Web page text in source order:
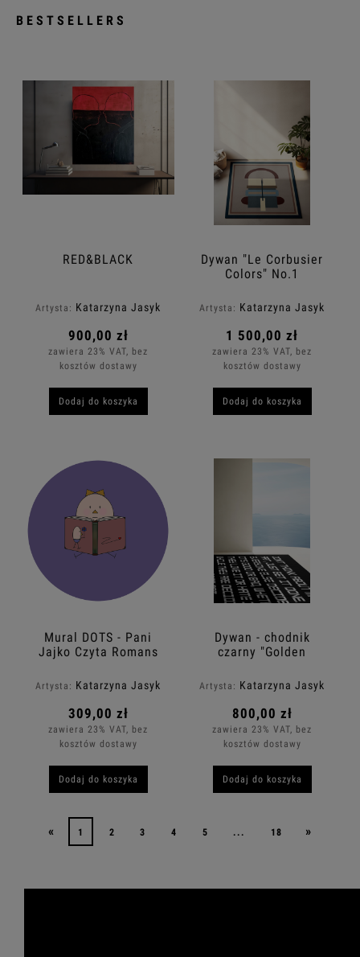
BESTSELLERS
RED&BLACK
Artysta: Katarzyna Jasyk
900,00 zł
zawiera 23% VAT, bez
kosztów dostawy
Dodaj do koszyka
Dywan "Le Corbusier
Colors" No.1
Artysta: Katarzyna Jasyk
1 500,00 zł
zawiera 23% VAT, bez
kosztów dostawy
Dodaj do koszyka
Mural DOTS - Pani
Jajko Czyta Romans
Artysta: Katarzyna Jasyk
309,00 zł
zawiera 23% VAT, bez
kosztów dostawy
Dodaj do koszyka
Dywan - chodnik
czarny "Golden
Artysta: Katarzyna Jasyk
800,00 zł
zawiera 23% VAT, bez
kosztów dostawy
Dodaj do koszyka
« 1 2 3 4 5 ... 18 »